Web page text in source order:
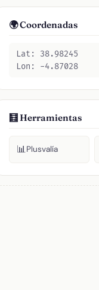
🌍 Coordenadas
Lat: 38.98245
Lon: -4.87028
🧮 Herramientas
📊Plusvalía